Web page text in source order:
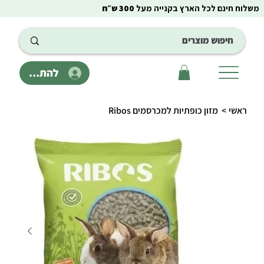
להתחבר
משלוח חינם לכל הארץ בקנייה מעל 300 ש״ח
ראשי > מזון כופתיות למכרסמים Ribos